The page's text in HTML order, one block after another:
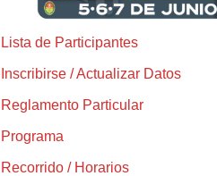
Lista de Participantes
Inscribirse / Actualizar Datos
Reglamento Particular
Programa
Recorrido / Horarios